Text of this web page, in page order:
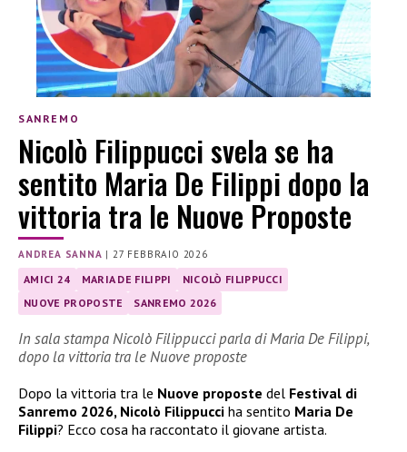
SANREMO
Nicolò Filippucci svela se ha
sentito Maria De Filippi dopo la
vittoria tra le Nuove Proposte
ANDREA SANNA | 27 FEBBRAIO 2026
AMICI 24 MARIA DE FILIPPI
NICOLÒ FILIPPUCCI
NUOVE PROPOSTE
SANREMO 2026
In sala stampa Nicolò Filippucci parla di Maria De Filippi,
dopo la vittoria tra le Nuove proposte
Dopo la vittoria tra le Nuove proposte del Festival di
Sanremo 2026, Nicolò Filippucci ha sentito Maria De
Filippi? Ecco cosa ha raccontato il giovane artista.